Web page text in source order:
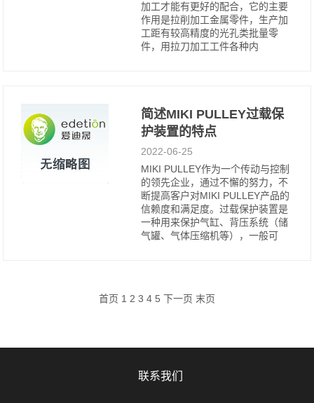
加工才能有更好的配合，它的主要
作用是拉削加工金属零件，生产加
工距有较高精度的光孔类批量零
件，用拉刀加工工件各种内
简述MIKI PULLEY过载保
护装置的特点
2022-06-25
MIKI PULLEY作为一个传动与控制
的领先企业，通过不懈的努力，不
断提高客户对MIKI PULLEY产品的
信赖度和满足度。过载保护装置是
一种用来保护气缸、背压系统（储
气罐、气体压缩机等），一般可
首页 1 2 3 4 5 下一页 末页
联系我们